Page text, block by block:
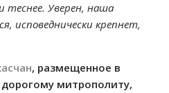
теснее. Уверен, наша
исповеднически крепнет,
, размещенное в
митрополиту,